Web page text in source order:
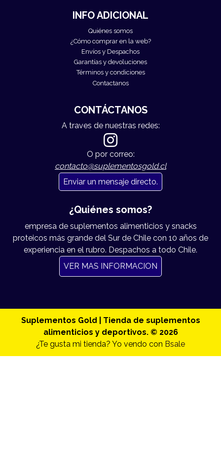
INFO ADICIONAL
Quiénes somos
¿Cómo comprar en la web?
Envíos y Despachos
Garantías y devoluciones
Términos y condiciones
Contactanos
CONTÁCTANOS
A traves de nuestras redes:
O por correo:
contacto@suplementosgold.cl
Enviar un mensaje directo.
¿Quiénes somos?
empresa de suplementos alimenticios y snacks
proteicos más grande del Sur de Chile con 10 años de
experiencia en el rubro. Despachos a todo Chile.
VER MAS INFORMACION
Suplementos Gold | Tienda de suplementos
alimenticios y deportivos. © 2026
¿Te gusta mi tienda? Yo vendo con Bsale